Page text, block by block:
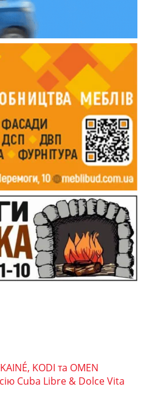
KODI та OMEN
Cuba Libre & Dolce Vita